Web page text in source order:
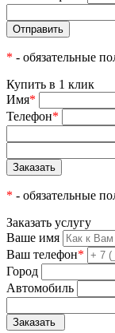
* - обязательные
Купить в 1 клик
Имя*
Телефон*
* - обязательные
Заказать услугу
Ваше имя
Ваш телефон*
Город
Автомобиль